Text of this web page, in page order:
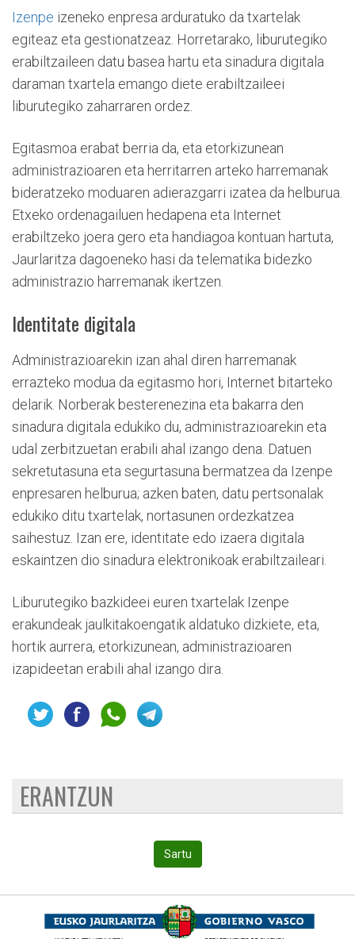
Izenpe izeneko enpresa arduratuko da txartelak
egiteaz eta gestionatzeaz. Horretarako, liburutegiko
erabiltzaileen datu basea hartu eta sinadura digitala
daraman txartela emango diete erabiltzaileei
liburutegiko zaharraren ordez.
Egitasmoa erabat berria da, eta etorkizunean
administrazioaren eta herritarren arteko harremanak
bideratzeko moduaren adierazgarri izatea da helburua.
Etxeko ordenagailuen hedapena eta Internet
erabiltzeko joera gero eta handiagoa kontuan hartuta,
Jaurlaritza dagoeneko hasi da telematika bidezko
administrazio harremanak ikertzen.
Identitate digitala
Administrazioarekin izan ahal diren harremanak
errazteko modua da egitasmo hori, Internet bitarteko
delarik. Norberak besterenezina eta bakarra den
sinadura digitala edukiko du, administrazioarekin eta
udal zerbitzuetan erabili ahal izango dena. Datuen
sekretutasuna eta segurtasuna bermatzea da Izenpe
enpresaren helburua; azken baten, datu pertsonalak
edukiko ditu txartelak, nortasunen ordezkatzea
saihestuz. Izan ere, identitate edo izaera digitala
eskaintzen dio sinadura elektronikoak erabiltzaileari.
Liburutegiko bazkideei euren txartelak Izenpe
erakundeak jaulkitakoengatik aldatuko dizkiete, eta,
hortik aurrera, etorkizunean, administrazioaren
izapideetan erabili ahal izango dira.
ERANTZUN
Sartu